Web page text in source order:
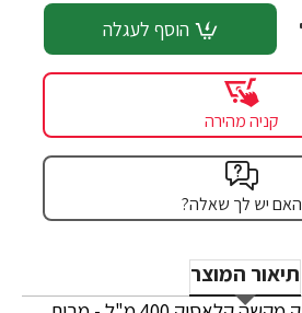
הוסף לעגלה
קניה מהירה
האם יש לך שאלה?
תיאור המוצר